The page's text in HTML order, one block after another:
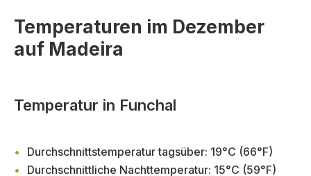
Temperaturen im Dezember
auf Madeira
Temperatur in Funchal
Durchschnittstemperatur tagsüber: 19°C (66°F)
Durchschnittliche Nachttemperatur: 15°C (59°F)